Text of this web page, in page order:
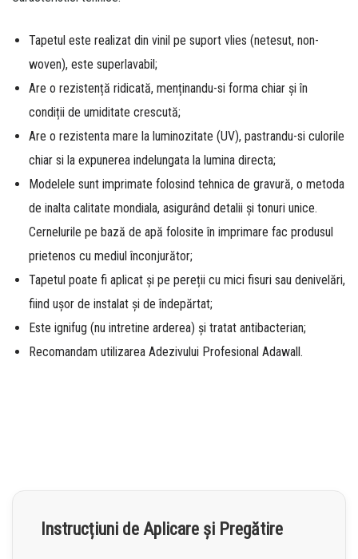
Tapetul este realizat din vinil pe suport vlies (netesut, non-
woven), este superlavabil;
Are o rezistență ridicată, menținandu-si forma chiar și în
condiții de umiditate crescută;
Are o rezistenta mare la luminozitate (UV), pastrandu-si culorile
chiar si la expunerea indelungata la lumina directa;
Modelele sunt imprimate folosind tehnica de gravură, o metoda
de inalta calitate mondiala, asigurând detalii și tonuri unice.
Cernelurile pe bază de apă folosite în imprimare fac produsul
prietenos cu mediul înconjurător;
Tapetul poate fi aplicat și pe pereții cu mici fisuri sau denivelări,
fiind ușor de instalat și de îndepărtat;
Este ignifug (nu intretine arderea) și tratat antibacterian;
Recomandam utilizarea Adezivului Profesional Adawall.
Instrucțiuni de Aplicare și Pregătire